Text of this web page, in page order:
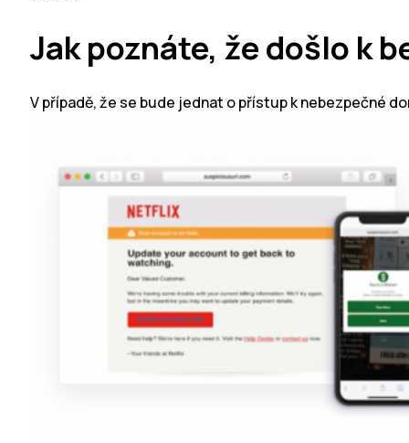
Jak poznáte, že došlo k
V případě, že se bude jednat o přístup k nebezpečné